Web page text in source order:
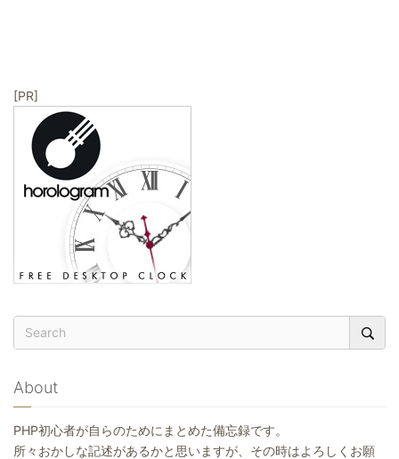
[PR]
About
PHP初心者が自らのためにまとめた備忘録です。
所々おかしな記述があるかと思いますが、その時はよろしくお願